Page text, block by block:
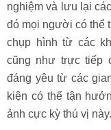
nghiệm và lưu lại
đó mọi người có thể
chụp hình từ các
cũng như trực tiếp
đáng yêu từ các
kiện có thể tận
ảnh cực kỳ thú vị này.